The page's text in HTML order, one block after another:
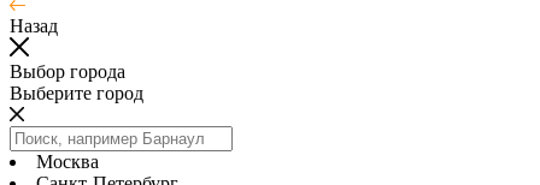
Назад
Выбор города
Выберите город
Москва